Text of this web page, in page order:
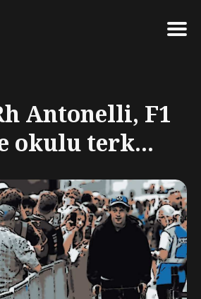
Antonelli, F1
okulu terk...